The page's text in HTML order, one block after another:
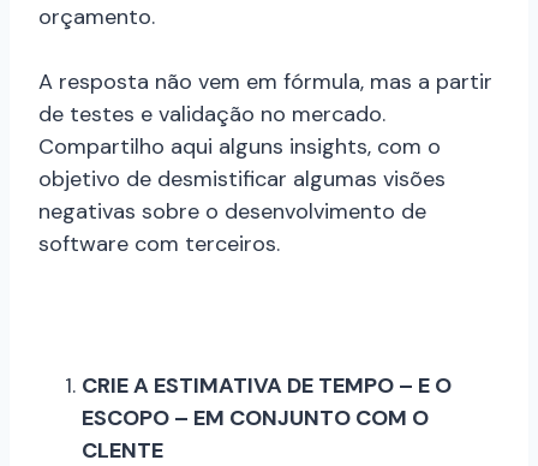
orçamento.
A resposta não vem em fórmula, mas a partir
de testes e validação no mercado.
Compartilho aqui alguns insights, com o
objetivo de desmistificar algumas visões
negativas sobre o desenvolvimento de
software com terceiros.
CRIE A ESTIMATIVA DE TEMPO – E O
ESCOPO – EM CONJUNTO COM O
CLENTE